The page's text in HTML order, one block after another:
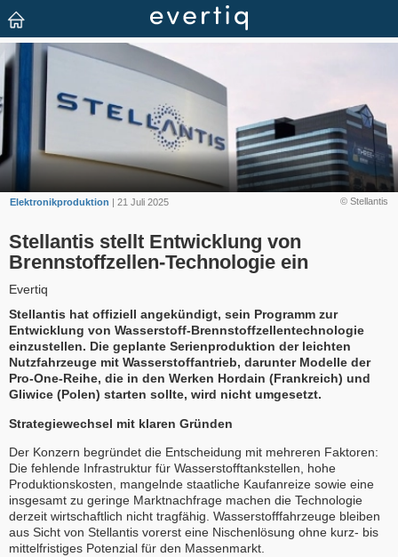
© Stellantis
Elektronikproduktion | 21 Juli 2025
Stellantis stellt Entwicklung von
Brennstoffzellen-Technologie ein
Evertiq
Stellantis hat offiziell angekündigt, sein Programm zur
Entwicklung von Wasserstoff-Brennstoffzellentechnologie
einzustellen. Die geplante Serienproduktion der leichten
Nutzfahrzeuge mit Wasserstoffantrieb, darunter Modelle der
Pro-One-Reihe, die in den Werken Hordain (Frankreich) und
Gliwice (Polen) starten sollte, wird nicht umgesetzt.
Strategiewechsel mit klaren Gründen
Der Konzern begründet die Entscheidung mit mehreren Faktoren:
Die fehlende Infrastruktur für Wasserstofftankstellen, hohe
Produktionskosten, mangelnde staatliche Kaufanreize sowie eine
insgesamt zu geringe Marktnachfrage machen die Technologie
derzeit wirtschaftlich nicht tragfähig. Wasserstofffahrzeuge bleiben
aus Sicht von Stellantis vorerst eine Nischenlösung ohne kurz- bis
mittelfristiges Potenzial für den Massenmarkt.